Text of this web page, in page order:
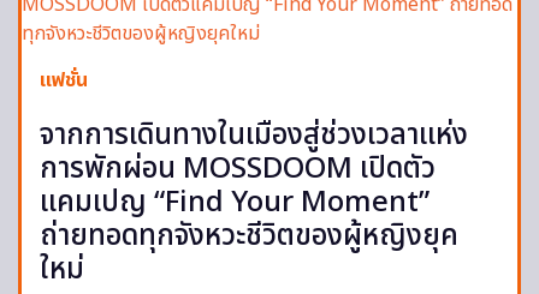
แฟชั่น
จากการเดินทางในเมืองสู่ช่วงเวลาแห่ง
การพักผ่อน MOSSDOOM เปิดตัว
แคมเปญ “Find Your Moment”
ถ่ายทอดทุกจังหวะชีวิตของผู้หญิงยุค
ใหม่